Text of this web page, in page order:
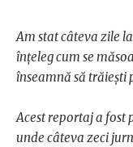
Am stat câteva zile
înțeleg cum se
înseamnă să trăiești
Acest reportaj a fost
unde câteva zeci